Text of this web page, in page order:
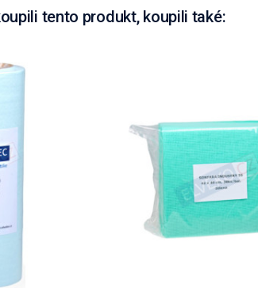
tento produkt, koupili také: